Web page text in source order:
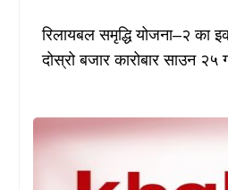
रिलायबल समृद्धि योजना–२ का
दोस्रो बजार कारोबार साउन २५